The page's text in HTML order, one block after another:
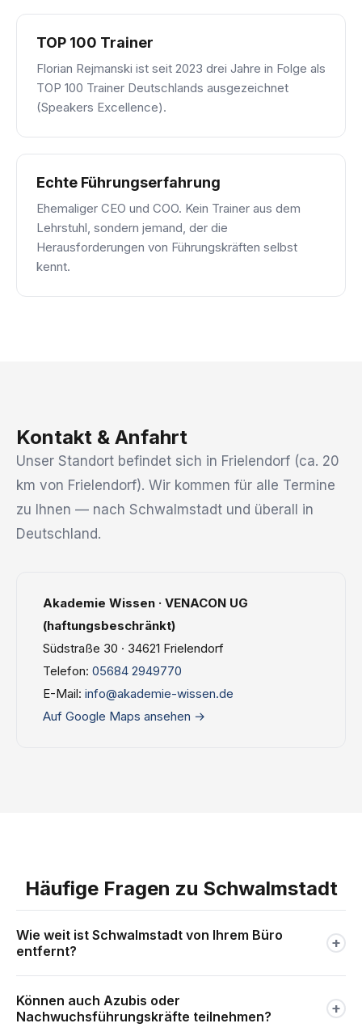
TOP 100 Trainer
Florian Rejmanski ist seit 2023 drei Jahre in Folge als
TOP 100 Trainer Deutschlands ausgezeichnet
(Speakers Excellence).
Echte Führungserfahrung
Ehemaliger CEO und COO. Kein Trainer aus dem
Lehrstuhl, sondern jemand, der die
Herausforderungen von Führungskräften selbst
kennt.
Kontakt & Anfahrt
Unser Standort befindet sich in Frielendorf (ca. 20
km von Frielendorf). Wir kommen für alle Termine
zu Ihnen — nach Schwalmstadt und überall in
Deutschland.
Akademie Wissen · VENACON UG
(haftungsbeschränkt)
Südstraße 30 · 34621 Frielendorf
Telefon: 05684 2949770
E-Mail: info@akademie-wissen.de
Auf Google Maps ansehen →
Häufige Fragen zu Schwalmstadt
Wie weit ist Schwalmstadt von Ihrem Büro
entfernt?
+
Frielendorf entfernt — etwa 20 Minuten Fahrt. Damit sind
wir für Schwalmstädter Unternehmen einer der
Können auch Azubis oder
Nachwuchsführungskräfte teilnehmen?
+